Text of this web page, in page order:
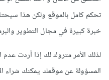
تحكم كامل بالموقع ولكن هذا
خبرة كبيرة في مجال التطوير
لذلك الأمر متروك لك إذا أردت
المسؤولة عن موقعك يمكنك شراء